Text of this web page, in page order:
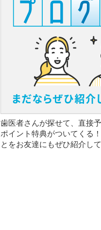
歯医者さんが探せて、直接
ポイント特典がついてくる
とをお友達にもぜひ紹介し